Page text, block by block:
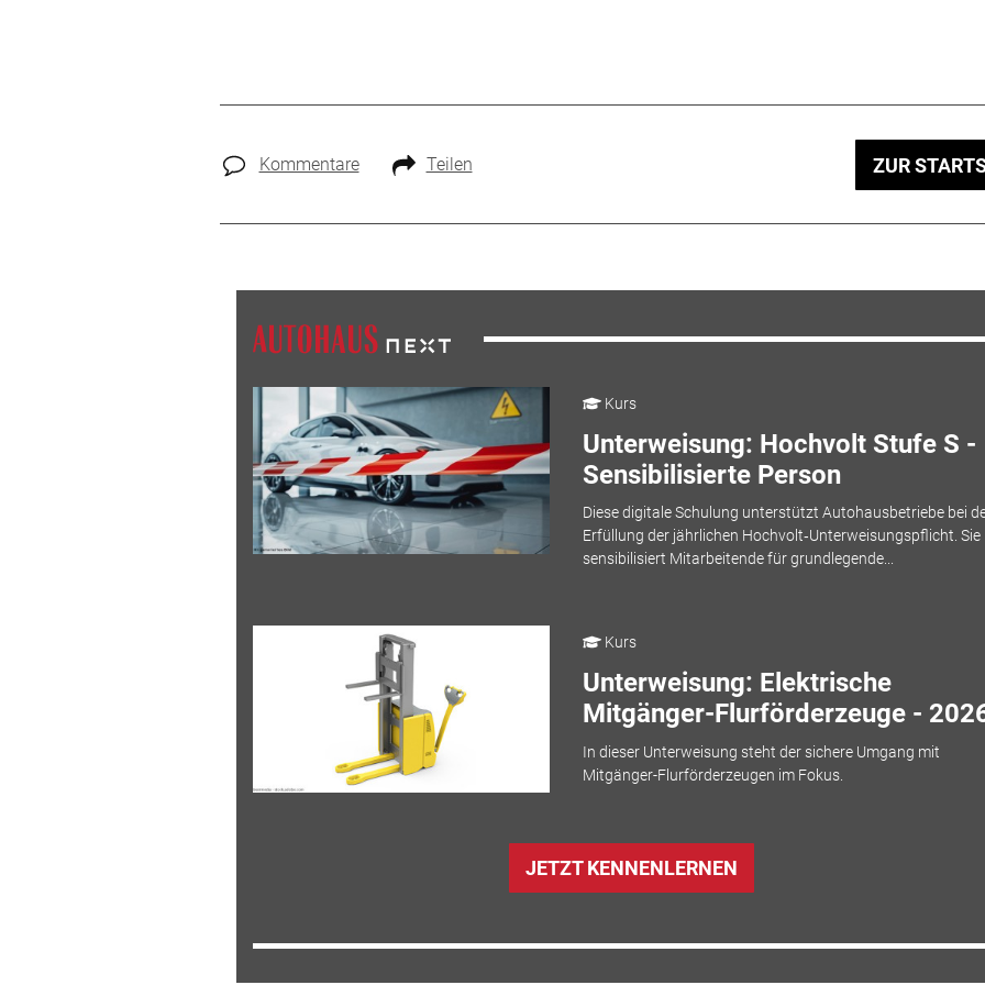
Kommentare Teilen ZUR
Kurs
Unterweisung: Hochvolt Stufe S -
Sensibilisierte Person
Diese digitale Schulung unterstützt Autohausbetriebe bei
Erfüllung der jährlichen Hochvolt‑Unterweisungspflicht. Sie
sensibilisiert Mitarbeitende für grundlegende...
Kurs
Unterweisung: Elektrische
Mitgänger-Flurförderzeuge -
In dieser Unterweisung steht der sichere Umgang mit
Mitgänger-Flurförderzeugen im Fokus.
JETZT KENNENLERNEN